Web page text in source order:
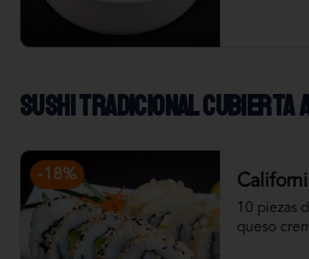
Sushi Tradicional cubierta
-18%
10 piezas
queso